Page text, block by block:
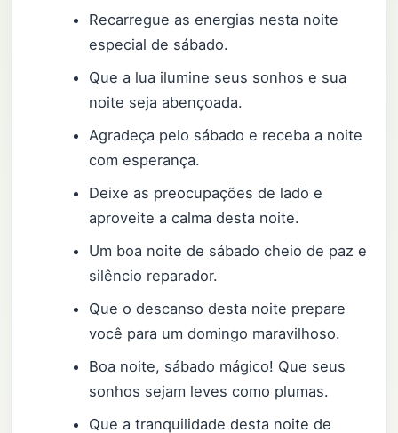
Recarregue as energias nesta noite
especial de sábado.
Que a lua ilumine seus sonhos e sua
noite seja abençoada.
Agradeça pelo sábado e receba a noite
com esperança.
Deixe as preocupações de lado e
aproveite a calma desta noite.
Um boa noite de sábado cheio de paz e
silêncio reparador.
Que o descanso desta noite prepare
você para um domingo maravilhoso.
Boa noite, sábado mágico! Que seus
sonhos sejam leves como plumas.
Que a tranquilidade desta noite de